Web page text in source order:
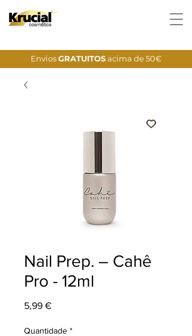
EnviosGRATUITOSacima de 50€
Nail Prep. – Cahê
Pro - 12ml
5,99 €Preço
Quantidade *